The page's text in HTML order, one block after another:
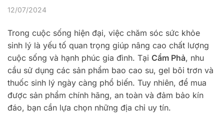
12/07/2024
Trong cuộc sống hiện đại, việc chăm sóc sức khỏe
sinh lý là yếu tố quan trọng giúp nâng cao chất lượng
cuộc sống và hạnh phúc gia đình. Tại Cẩm Phả, nhu
cầu sử dụng các sản phẩm bao cao su, gel bôi trơn và
thuốc sinh lý ngày càng phổ biến. Tuy nhiên, để mua
được sản phẩm chính hãng, an toàn và đảm bảo kín
đáo, bạn cần lựa chọn những địa chỉ uy tín.